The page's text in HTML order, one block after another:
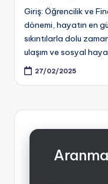
Giriş: Öğrencilik ve
dönemi, hayatın en
sıkıntılarla dolu
ulaşım ve sosyal
27/02/2025